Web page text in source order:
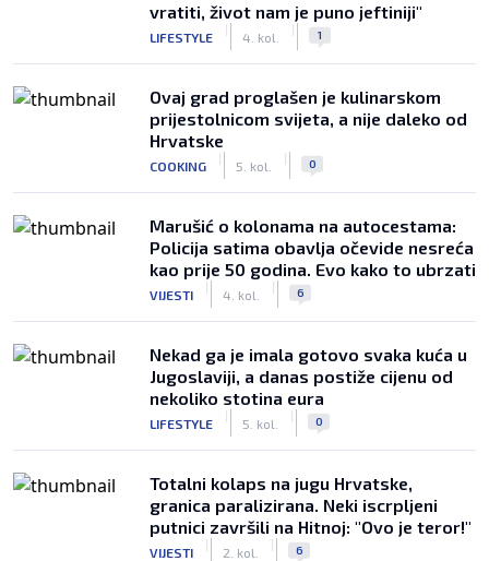
vratiti, život nam je puno jeftiniji"
LIFESTYLE
|
4. kol.
| 1
Ovaj grad proglašen je kulinarskom
prijestolnicom svijeta, a nije daleko od
Hrvatske
COOKING
|
5. kol.
| 0
Marušić o kolonama na autocestama:
Policija satima obavlja očevide nesreća
kao prije 50 godina. Evo kako to ubrzati
VIJESTI
|
4. kol.
| 6
Nekad ga je imala gotovo svaka kuća u
Jugoslaviji, a danas postiže cijenu od
nekoliko stotina eura
LIFESTYLE
|
5. kol.
| 0
Totalni kolaps na jugu Hrvatske,
granica paralizirana. Neki iscrpljeni
putnici završili na Hitnoj: "Ovo je teror!"
VIJESTI
|
2. kol.
| 6